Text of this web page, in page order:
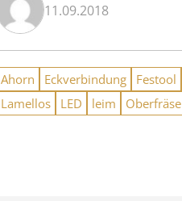
11.09.2018
Ahorn Eckverbindung Festool
Lamellos
LED leim Oberfräse